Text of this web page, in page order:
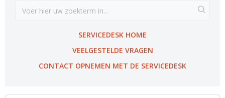
SERVICEDESK HOME
VEELGESTELDE VRAGEN
CONTACT OPNEMEN MET DE SERVICEDESK